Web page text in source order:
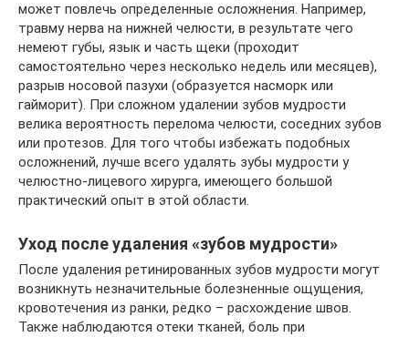
может повлечь определенные осложнения. Например,
травму нерва на нижней челюсти, в результате чего
немеют губы, язык и часть щеки (проходит
самостоятельно через несколько недель или месяцев),
разрыв носовой пазухи (образуется насморк или
гайморит). При сложном удалении зубов мудрости
велика вероятность перелома челюсти, соседних зубов
или протезов. Для того чтобы избежать подобных
осложнений, лучше всего удалять зубы мудрости у
челюстно-лицевого хирурга, имеющего большой
практический опыт в этой области.
Уход после удаления «зубов мудрости»
После удаления ретинированных зубов мудрости могут
возникнуть незначительные болезненные ощущения,
кровотечения из ранки, редко – расхождение швов.
Также наблюдаются отеки тканей, боль при